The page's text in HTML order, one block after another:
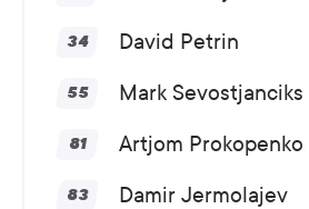
34 David Petrin
55 Mark Sevostjanciks
81 Artjom Prokopenko
83 Damir Jermolajev